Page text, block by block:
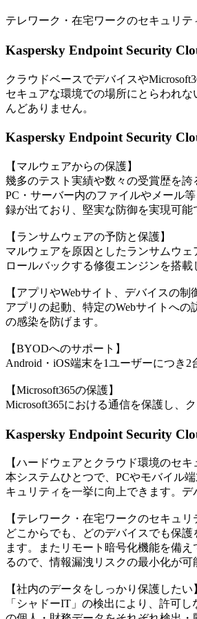
テレワーク・在宅ワークのセキュリテ
Kaspersky Endpoint Security
クラウドベースでデバイスや
セキュアな環境での場所にとらわれ
んどありません。
Kaspersky Endpoint Security
【マルウェアからの保護】
幾多のテスト実績や数々の受賞歴を
PC・サーバー内のファイルやメール
録が出ており、堅実な防御を実現可能
【ランサムウェアの予防と保護】
マルウェアを原因としたランサムウ
ロールバックする修復エンジンを搭
【アプリやWebサイト、デバイスの制
アプリの起動、特定のWebサイトへ
の感染を防げます。
【BYODへのサポート】
Android・iOS端末を1ユーザーにつき
【Microsoft365の保護】
Microsoft365における通信を保護し、
Kaspersky Endpoint Security
【ハードウェアとクラウド環境のセキ
本システムひとつで、PCやモバイル
キュリティを一挙に向上できます。
【テレワーク・在宅ワークのセキュリ
どこからでも、どのデバイスでも保
ます。またリモート暗号化機能を備
るので、情報漏洩リスクの最小化が可
【社内のデータをしっかり保護したい
「シャドーIT」の検出により、許可